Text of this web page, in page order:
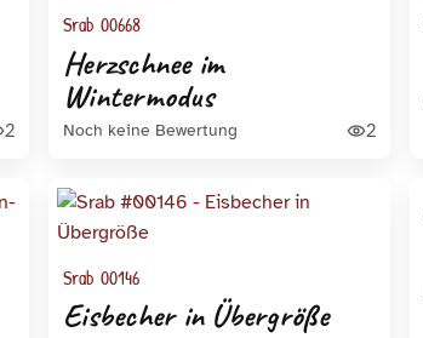
2
Srab 00668
Herzschnee im
Wintermodus
Noch keine Bewertung 2
Srab 00146
Eisbecher in Übergröße